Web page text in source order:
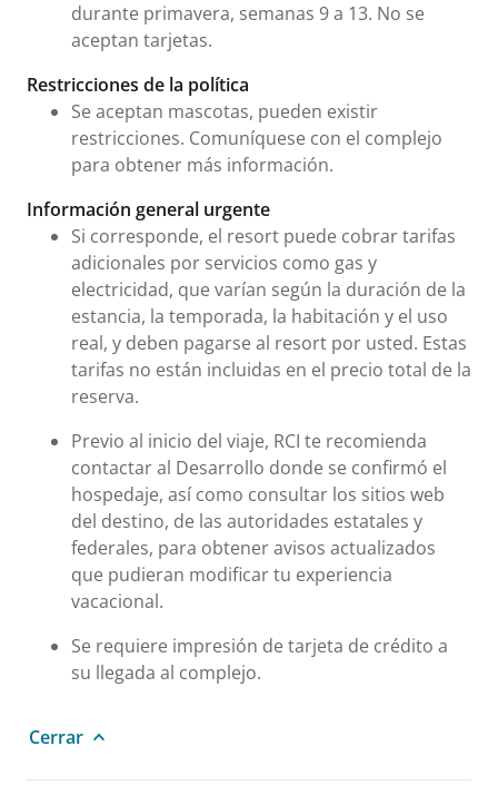
durante primavera, semanas 9 a 13. No se
aceptan tarjetas.
Restricciones de la política
Se aceptan mascotas, pueden existir
restricciones. Comuníquese con el complejo
para obtener más información.
Información general urgente
Si corresponde, el resort puede cobrar tarifas
adicionales por servicios como gas y
electricidad, que varían según la duración de la
estancia, la temporada, la habitación y el uso
real, y deben pagarse al resort por usted. Estas
tarifas no están incluidas en el precio total de la
reserva.
Previo al inicio del viaje, RCI te recomienda
contactar al Desarrollo donde se confirmó el
hospedaje, así como consultar los sitios web
del destino, de las autoridades estatales y
federales, para obtener avisos actualizados
que pudieran modificar tu experiencia
vacacional.
Se requiere impresión de tarjeta de crédito a
su llegada al complejo.
Cerrar